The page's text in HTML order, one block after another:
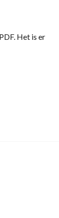
Het is er